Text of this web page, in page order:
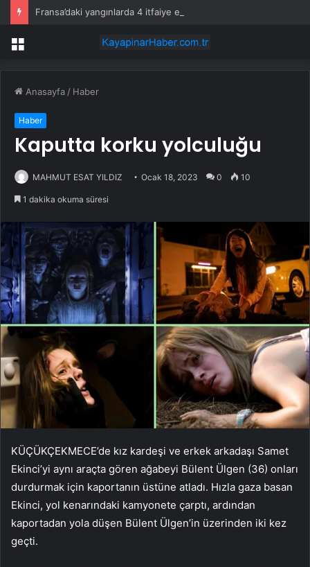
Fransa’daki yangınlarda 4 itfaiye eri hayatını kaybetti
Menü
Anasayfa / Haber
Haber
Kaputta korku yolculuğu
MAHMUT ESAT YILDIZ Ocak 18, 2023 0 10
1 dakika okuma süresi
KÜÇÜKÇEKMECE’de kız kardeşi ve erkek arkadaşı Samet
Ekinci’yi aynı araçta gören ağabeyi Bülent Ülgen (36) onları
durdurmak için kaportanın üstüne atladı. Hızla gaza basan
Ekinci, yol kenarındaki kamyonete çarptı, ardından
kaportadan yola düşen Bülent Ülgen’in üzerinden iki kez
geçti.